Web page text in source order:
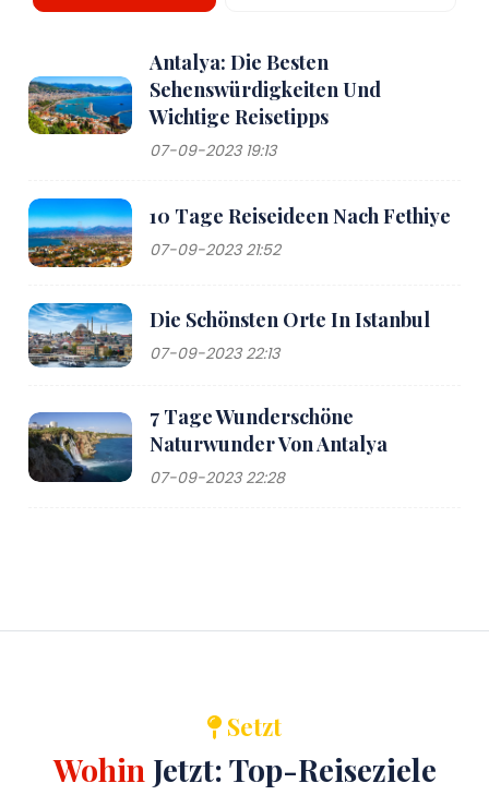
Antalya: Die Besten
Sehenswürdigkeiten Und
Wichtige Reisetipps
07-09-2023 19:13
10 Tage Reiseideen Nach Fethiye
07-09-2023 21:52
Die Schönsten Orte In Istanbul
07-09-2023 22:13
7 Tage Wunderschöne
Naturwunder Von Antalya
07-09-2023 22:28
Setzt
Wohin Jetzt: Top-Reiseziele